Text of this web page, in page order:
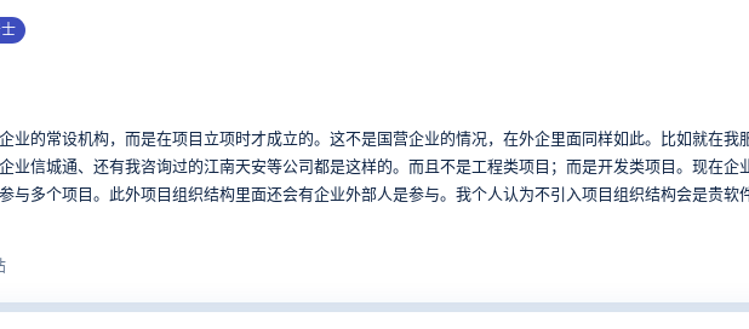
业的常设机构，而是在项目立项时才成立的。这不是国营企业的情况，在外企里面同样如此。比如就在我
业信城通、还有我咨询过的江南天安等公司都是这样的。而且不是工程类项目；而是开发类项目。现在企
与多个项目。此外项目组织结构里面还会有企业外部人是参与。我个人认为不引入项目组织结构会是贵软